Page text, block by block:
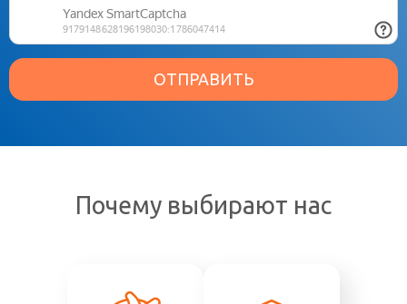
ОТПРАВИТЬ
Почему выбирают нас